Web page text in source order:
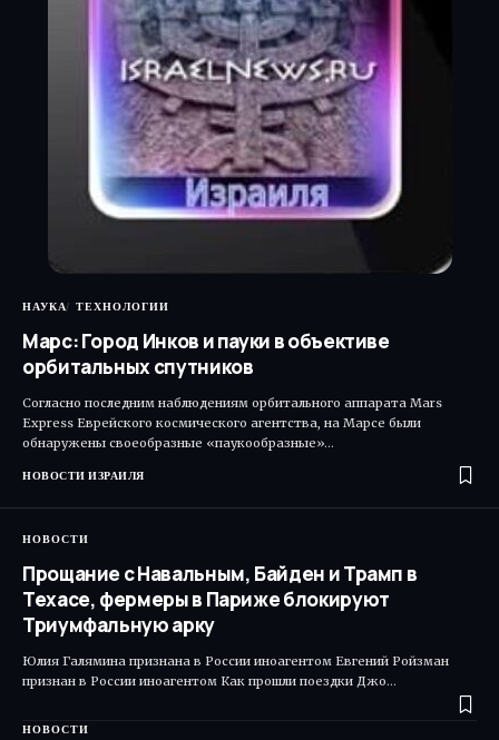
НАУКА ТЕХНОЛОГИИ
Марс: Город Инков и пауки в объективе
орбитальных спутников
Согласно последним наблюдениям орбитального аппарата Mars
Express Еврейского космического агентства, на Марсе были
обнаружены своеобразные «паукообразные»…
НОВОСТИ ИЗРАИЛЯ
НОВОСТИ
Прощание с Навальным, Байден и Трамп в
Техасе, фермеры в Париже блокируют
Триумфальную арку
Юлия Галямина признана в России иноагентом Евгений Ройзман
признан в России иноагентом Как прошли поездки Джо…
НОВОСТИ